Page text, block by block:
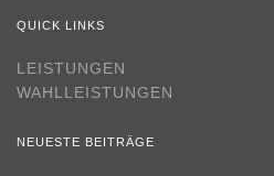
QUICK LINKS
LEISTUNGEN
WAHLLEISTUNGEN
NEUESTE BEITRÄGE